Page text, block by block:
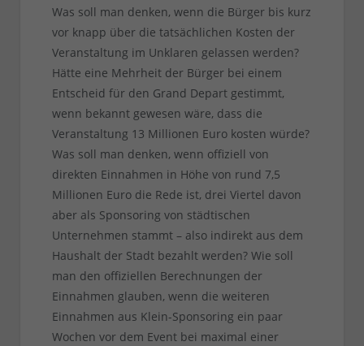
Was soll man denken, wenn die Bürger bis kurz
vor knapp über die tatsächlichen Kosten der
Veranstaltung im Unklaren gelassen werden?
Hätte eine Mehrheit der Bürger bei einem
Entscheid für den Grand Depart gestimmt,
wenn bekannt gewesen wäre, dass die
Veranstaltung 13 Millionen Euro kosten würde?
Was soll man denken, wenn offiziell von
direkten Einnahmen in Höhe von rund 7,5
Millionen Euro die Rede ist, drei Viertel davon
aber als Sponsoring von städtischen
Unternehmen stammt – also indirekt aus dem
Haushalt der Stadt bezahlt werden? Wie soll
man den offiziellen Berechnungen der
Einnahmen glauben, wenn die weiteren
Einnahmen aus Klein-Sponsoring ein paar
Wochen vor dem Event bei maximal einer